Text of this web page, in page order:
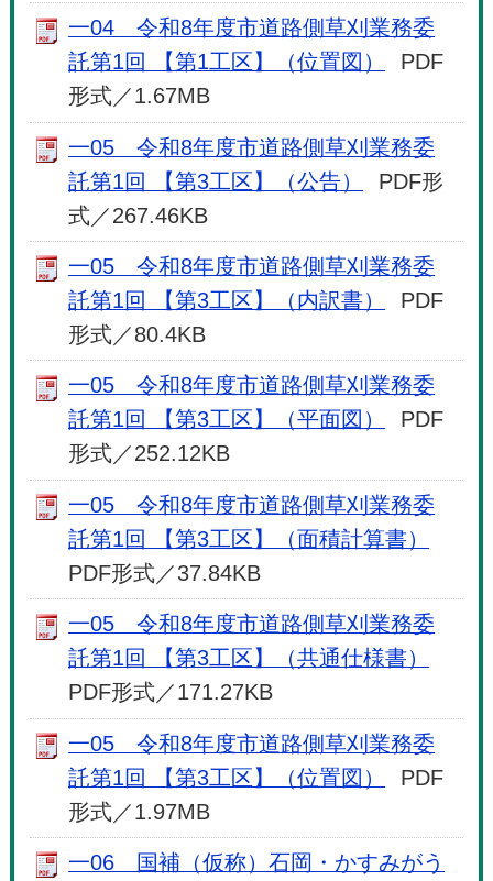
一04 令和8年度市道路側草刈業務委
託第1回 【第1工区】（位置図）
PDF
形式／1.67MB
一05 令和8年度市道路側草刈業務委
託第1回 【第3工区】（公告）
PDF形
式／267.46KB
一05 令和8年度市道路側草刈業務委
託第1回 【第3工区】（内訳書）
PDF
形式／80.4KB
一05 令和8年度市道路側草刈業務委
託第1回 【第3工区】（平面図）
PDF
形式／252.12KB
一05 令和8年度市道路側草刈業務委
託第1回 【第3工区】（面積計算書）
PDF形式／37.84KB
一05 令和8年度市道路側草刈業務委
託第1回 【第3工区】（共通仕様書）
PDF形式／171.27KB
一05 令和8年度市道路側草刈業務委
託第1回 【第3工区】（位置図）
PDF
形式／1.97MB
一06 国補（仮称）石岡・かすみがう